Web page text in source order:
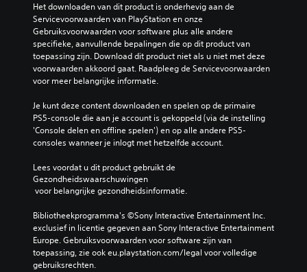
Het downloaden van dit product is onderhevig aan de
Servicevoorwaarden van PlayStation en onze
Gebruiksvoorwaarden voor software plus alle andere
specifieke, aanvullende bepalingen die op dit product van
toepassing zijn. Download dit product niet als u niet met deze
voorwaarden akkoord gaat. Raadpleeg de Servicevoorwaarden
voor meer belangrijke informatie.
Je kunt deze content downloaden en spelen op de primaire
PS5-console die aan je account is gekoppeld (via de instelling
'Console delen en offline spelen') en op alle andere PS5-
consoles wanneer je inlogt met hetzelfde account.
Lees voordat u dit product gebruikt de
Gezondheidswaarschuwingen
voor belangrijke gezondheidsinformatie.
Bibliotheekprogramma's ©Sony Interactive Entertainment Inc.
exclusief in licentie gegeven aan Sony Interactive Entertainment
Europe. Gebruiksvoorwaarden voor software zijn van
toepassing, zie ook eu.playstation.com/legal voor volledige
gebruiksrechten.